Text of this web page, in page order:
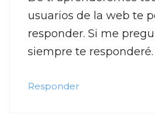
usuarios de la web te
responder. Si me
siempre te responderé.
Responder